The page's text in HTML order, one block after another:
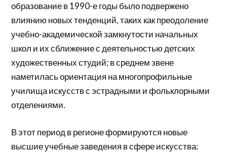
образование в 1990-е годы было подвержено
влиянию новых тенденций, таких как преодоление
учебно-академической замкнутости начальных
школ и их сближение с деятельностью детских
художественных студий; в среднем звене
наметилась ориентация на многопрофильные
училища искусств с эстрадными и фольклорными
отделениями.
В этот период в регионе формируются новые
высшие учебные заведения в сфере искусства: